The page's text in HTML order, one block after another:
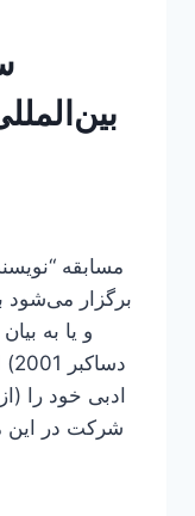
مسابقه
ادبی خود را
شرکت در این